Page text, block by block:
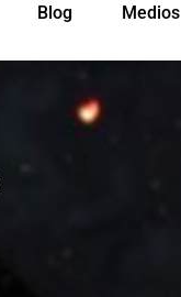
Blog Medios